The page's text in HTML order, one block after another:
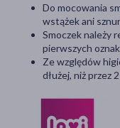
Do mocowania
wstążek ani
Smoczek należy
pierwszych
Ze względów
dłużej, niż przez